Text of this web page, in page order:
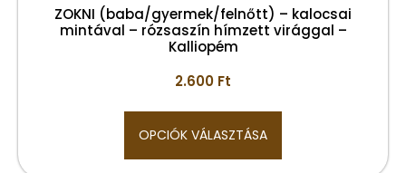
ZOKNI (baba/gyermek/felnőtt) – kalocsai
mintával – rózsaszín hímzett virággal –
Kalliopém
2.600 Ft
OPCIÓK VÁLASZTÁSA